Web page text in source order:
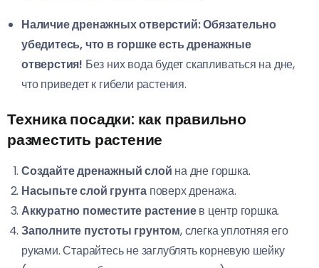
Наличие дренажных отверстий:Обязательно
убедитесь, что в горшке есть дренажные
отверстия! Без них вода будет скапливаться на дне,
что приведет к гибели растения.
Техника посадки: как правильно
разместить растение
Создайте дренажный слой на дне горшка.
Насыпьте слой грунта поверх дренажа.
Аккуратно поместите растениев центр горшка.
Заполните пустоты грунтом, слегка уплотняя его
руками. Старайтесь не заглублять корневую шейку